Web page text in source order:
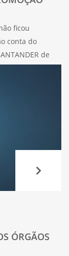
ficou
conta do
de
SBN lançará
ÓRGÃOS